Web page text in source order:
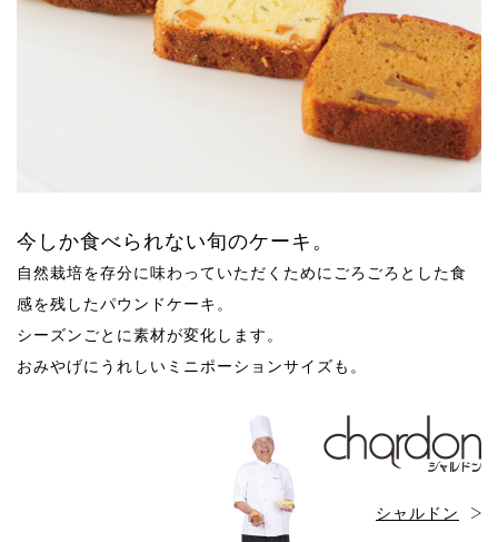
今しか食べられない旬のケーキ。
自然栽培を存分に味わっていただくためにごろごろとした食
感を残したパウンドケーキ。
シーズンごとに素材が変化します。
おみやげにうれしいミニポーションサイズも。
シャルドン